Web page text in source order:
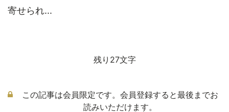
寄せられ...
残り27文字
この記事は会員限定です。会員登録すると最後までお
読みいただけます。